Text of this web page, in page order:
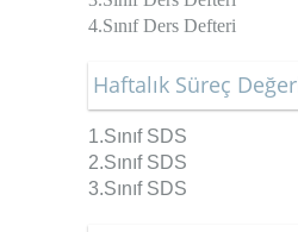
4.Sınıf Ders Defteri
Haftalık Süreç
1.Sınıf SDS
2.Sınıf SDS
3.Sınıf SDS